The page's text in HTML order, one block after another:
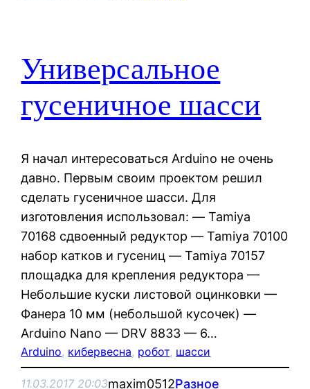
Универсальное
гусеничное шасси
Я начал интересоваться Arduino не очень
давно. Первым своим проектом решил
сделать гусеничное шасси. Для
изготовления использовал: — Tamiya
70168 сдвоенный редуктор — Tamiya 70100
набор катков и гусениц — Tamiya 70157
площадка для крепления редуктора —
Небольшие куски листовой оцинковки —
Фанера 10 мм (небольшой кусочек) —
Arduino Nano — DRV 8833 — 6…
Arduino, кибервесна, робот, шасси
11.03.2017 20:03maxim0512Разное